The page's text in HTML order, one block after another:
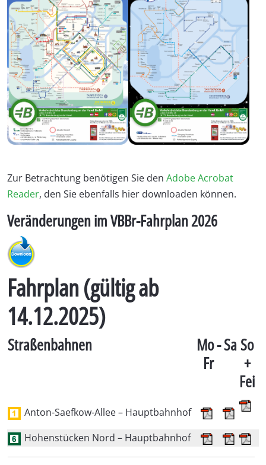
Zur Betrachtung benötigen Sie den Adobe Acrobat
Reader, den Sie ebenfalls hier downloaden können.
Veränderungen im VBBr-Fahrplan 2026
Fahrplan (gültig ab
14.12.2025)
Straßenbahnen
Mo -
Fr
Sa So
+
Fei
Anton-Saefkow-Allee – Hauptbahnhof
Hohenstücken Nord – Hauptbahnhof